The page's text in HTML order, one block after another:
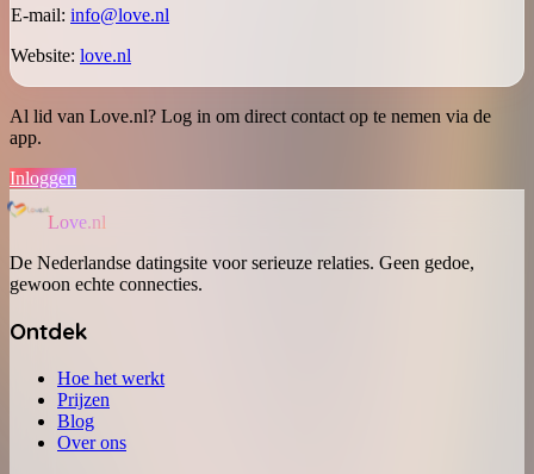
E-mail: info@love.nl
Website: love.nl
Al lid van Love.nl? Log in om direct contact op te nemen via de
app.
Inloggen
Love.nl
De Nederlandse datingsite voor serieuze relaties. Geen gedoe,
gewoon echte connecties.
Ontdek
Hoe het werkt
Prijzen
Blog
Over ons